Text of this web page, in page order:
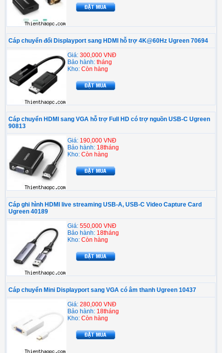
Cáp chuyển đổi Displayport sang HDMI hỗ trợ 4K@60Hz Ugreen 70694
Giá: 300,000 VNĐ
Bảo hành: tháng
Kho: Còn hàng
Cáp chuyển HDMI sang VGA hỗ trợ Full HD có trợ nguồn USB-C Ugreen
90813
Giá: 190,000 VNĐ
Bảo hành: 18tháng
Kho: Còn hàng
Cáp ghi hình HDMI live streaming USB-A, USB-C Video Capture Card
Ugreen 40189
Giá: 550,000 VNĐ
Bảo hành: 18tháng
Kho: Còn hàng
Cáp chuyển Mini Displayport sang VGA có âm thanh Ugreen 10437
Giá: 280,000 VNĐ
Bảo hành: 18tháng
Kho: Còn hàng